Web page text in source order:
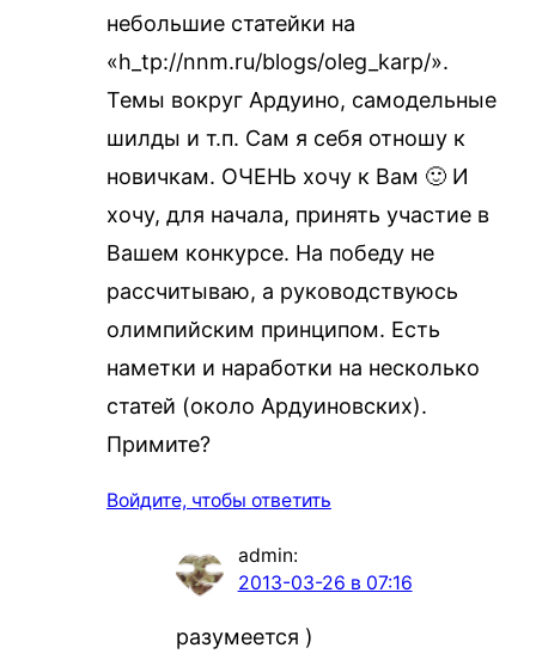
небольшие статейки на
«h_tp://nnm.ru/blogs/oleg_karp/».
Темы вокруг Ардуино, самодельные
шилды и т.п. Сам я себя отношу к
новичкам. ОЧЕНЬ хочу к Вам 🙂 И
хочу, для начала, принять участие в
Вашем конкурсе. На победу не
рассчитываю, а руководствуюсь
олимпийским принципом. Есть
наметки и наработки на несколько
статей (около Ардуиновских).
Примите?
Войдите, чтобы ответить
admin:
2013-03-26 в 07:16
разумеется )